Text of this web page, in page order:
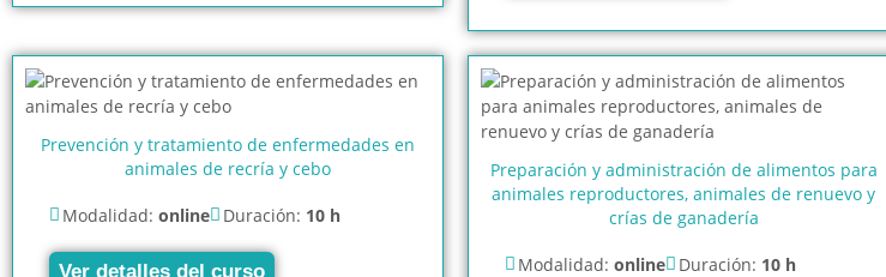
Prevención y tratamiento de enfermedades en
animales de recría y cebo
Modalidad: online Duración: 10 h
Ver detalles del curso
Preparación y administración de alimentos para
animales reproductores, animales de renuevo y
crías de ganadería
Modalidad: online Duración: 10 h